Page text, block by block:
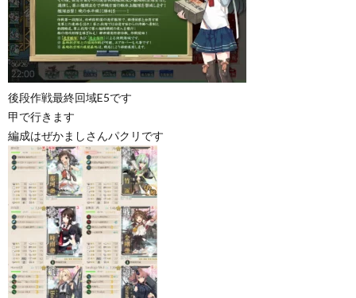
後段作戦最終回域E5です
甲で行きます
編成はぜかましさんパクリです